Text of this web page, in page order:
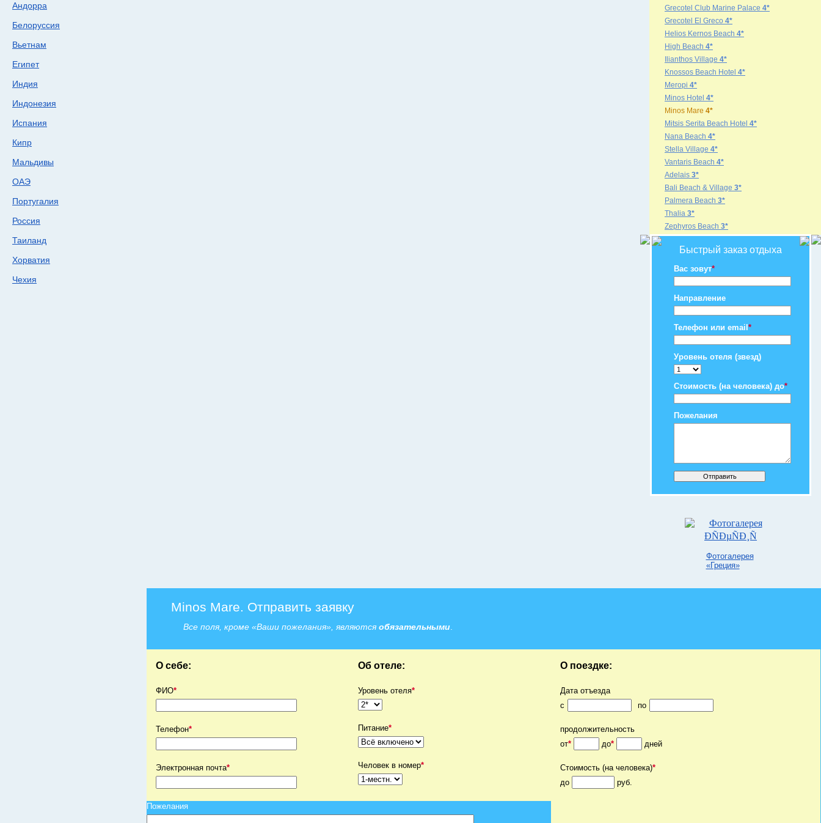
Андорра
Белоруссия
Вьетнам
Египет
Индия
Индонезия
Испания
Кипр
Мальдивы
ОАЭ
Португалия
Россия
Таиланд
Хорватия
Чехия
Grecotel Club Marine Palace 4*
Grecotel El Greco 4*
Helios Kernos Beach 4*
High Beach 4*
Ilianthos Village 4*
Knossos Beach Hotel 4*
Meropi 4*
Minos Hotel 4*
Minos Mare 4*
Mitsis Serita Beach Hotel 4*
Nana Beach 4*
Stella Village 4*
Vantaris Beach 4*
Adelais 3*
Bali Beach & Village 3*
Palmera Beach 3*
Thalia 3*
Zephyros Beach 3*
Быстрый заказ отдыха
Вас зовут*
Направление
Телефон или email *
Уровень отеля (звезд)
Стоимость (на человека) до*
Пожелания
Фотогалерея
«Греция»
Minos Mare. Отправить заявку
Все поля, кроме «Ваши пожелания», являются обязательными.
О себе:
ФИО*
Телефон*
Электронная почта*
Об отеле:
Уровень отеля*
Питание*
Человек в номер*
О поездке:
Дата отъезда
c
по
продолжительность
от* до* дней
Стоимость (на человека)*
до
руб.
Пожелания